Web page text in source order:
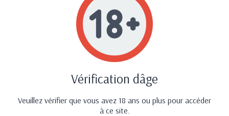
Avis (0)
Aucun avis n'a été publié pour le moment.
Vérification dâge
Veuillez vérifier que vous avez 18 ans ou plus pour accéder
à ce site.